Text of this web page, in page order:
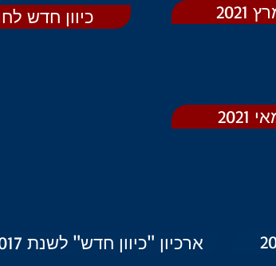
ארכיון "כיוון חדש" לשנת 2017
כיוון חדש